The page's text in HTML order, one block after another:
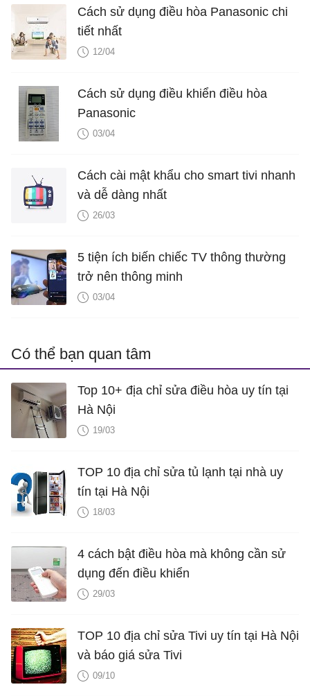
Cách sử dụng điều hòa Panasonic chi
tiết nhất
12/04
Cách sử dụng điều khiển điều hòa
Panasonic
03/04
Cách cài mật khẩu cho smart tivi nhanh
và dễ dàng nhất
26/03
5 tiện ích biến chiếc TV thông thường
trở nên thông minh
03/04
Có thể bạn quan tâm
Top 10+ địa chỉ sửa điều hòa uy tín tại
Hà Nội
19/03
TOP 10 địa chỉ sửa tủ lạnh tại nhà uy
tín tại Hà Nội
18/03
4 cách bật điều hòa mà không cần sử
dụng đến điều khiển
29/03
TOP 10 địa chỉ sửa Tivi uy tín tại Hà Nội
và báo giá sửa Tivi
09/10